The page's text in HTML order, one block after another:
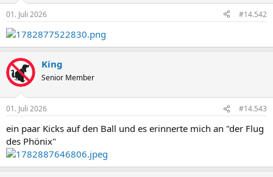
01. Juli 2026 #14.542
King
Senior Member
01. Juli 2026 #14.543
ein paar Kicks auf den Ball und es erinnerte mich an "der Flug
des Phönix"